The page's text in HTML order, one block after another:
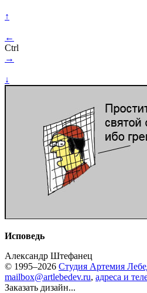
↑
←
Ctrl
→
↓
Исповедь
Александр Штефанец
© 1995–2026 Студия Артемия
mailbox@artlebedev.ru, адреса и
Заказать дизайн...